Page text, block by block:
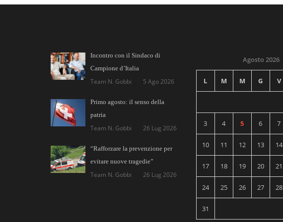
Incontro con il Sindaco di
Campione d’Italia
Team N. Gobbi 5 Ago 2026
Primo agosto: il senso della
patria
Team N. Gobbi 26 Lug 2026
“Rafforzare la prevenzione per
evitare nuove tragedie”
Team N. Gobbi 26 Lug 2026
Agosto 2026
L M M G V
3 4 5 6 7
10 11 12 13 14
17 18 19 20 21
24 25 26 27 28
31